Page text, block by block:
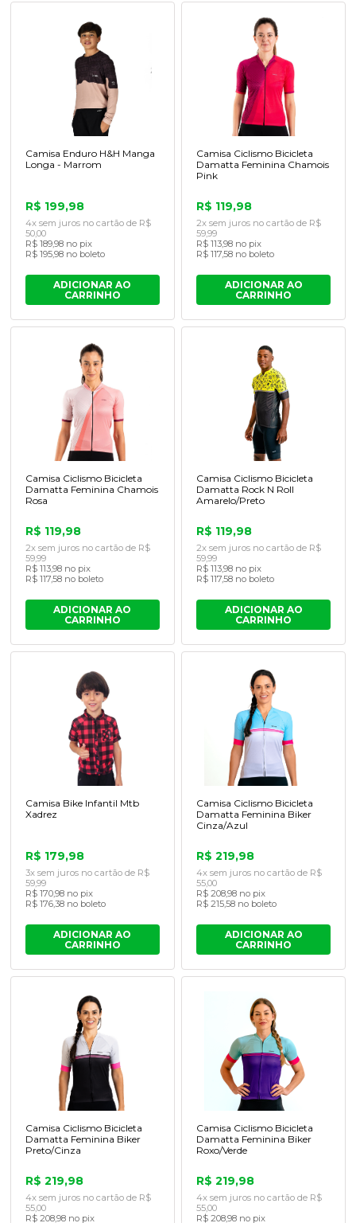
Camisa Enduro H&H Manga
Longa - Marrom
R$ 199,98
4x sem juros no cartão de R$
50,00
R$ 189,98 no pix
R$ 195,98 no boleto
ADICIONAR AO
CARRINHO
Camisa Ciclismo Bicicleta
Damatta Feminina Chamois
Pink
R$ 119,98
2x sem juros no cartão de R$
59,99
R$ 113,98 no pix
R$ 117,58 no boleto
ADICIONAR AO
CARRINHO
Camisa Ciclismo Bicicleta
Damatta Feminina Chamois
Rosa
R$ 119,98
2x sem juros no cartão de R$
59,99
R$ 113,98 no pix
R$ 117,58 no boleto
ADICIONAR AO
CARRINHO
Camisa Ciclismo Bicicleta
Damatta Rock N Roll
Amarelo/Preto
R$ 119,98
2x sem juros no cartão de R$
59,99
R$ 113,98 no pix
R$ 117,58 no boleto
ADICIONAR AO
CARRINHO
Camisa Bike Infantil Mtb
Xadrez
R$ 179,98
3x sem juros no cartão de R$
59,99
R$ 170,98 no pix
R$ 176,38 no boleto
ADICIONAR AO
CARRINHO
Camisa Ciclismo Bicicleta
Damatta Feminina Biker
Cinza/Azul
R$ 219,98
4x sem juros no cartão de R$
55,00
R$ 208,98 no pix
R$ 215,58 no boleto
ADICIONAR AO
CARRINHO
Camisa Ciclismo Bicicleta
Damatta Feminina Biker
Preto/Cinza
R$ 219,98
4x sem juros no cartão de R$
55,00
R$ 208,98 no pix
Camisa Ciclismo Bicicleta
Damatta Feminina Biker
Roxo/Verde
R$ 219,98
4x sem juros no cartão de R$
55,00
R$ 208,98 no pix